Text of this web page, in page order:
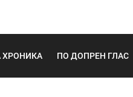
ХРОНИКА ПО ДОПРЕН ГЛАС